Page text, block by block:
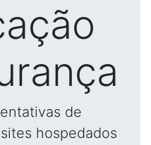
de
hospedados